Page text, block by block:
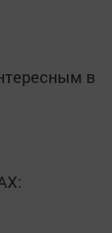
в